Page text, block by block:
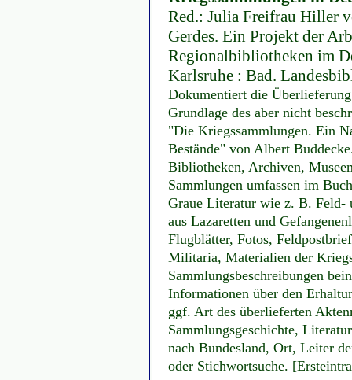
Red.: Julia Freifrau Hiller
Gerdes. Ein Projekt der
Regionalbibliotheken im
Karlsruhe : Bad.
Dokumentiert die
Grundlage des aber nicht
"Die Kriegssammlungen. Ein
Bestände" von Albert
Bibliotheken, Archiven,
Sammlungen umfassen im
Graue Literatur wie z. B. Feld-
aus Lazaretten und
Flugblätter, Fotos,
Militaria, Materialien der
Sammlungsbeschreibungen
Informationen über den
ggf. Art des überlieferten
Sammlungsgeschichte,
nach Bundesland, Ort, Leiter
oder Stichwortsuche.